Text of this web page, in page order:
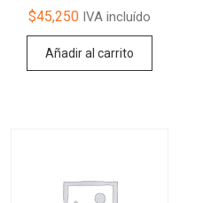
$45,250 IVA incluído
Añadir al carrito